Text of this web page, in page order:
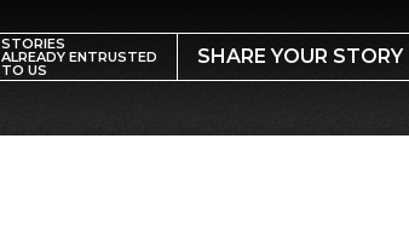
STORIES
ALREADY ENTRUSTED
TO US
SHARE YOUR STORY